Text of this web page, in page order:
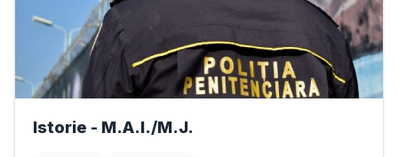
Istorie - M.A.I./M.J.